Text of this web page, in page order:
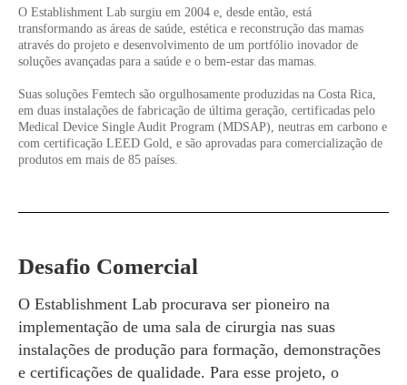
O Establishment Lab surgiu em 2004 e, desde então, está
transformando as áreas de saúde, estética e reconstrução das mamas
através do projeto e desenvolvimento de um portfólio inovador de
soluções avançadas para a saúde e o bem-estar das mamas.
Suas soluções Femtech são orgulhosamente produzidas na Costa Rica,
em duas instalações de fabricação de última geração, certificadas pelo
Medical Device Single Audit Program (MDSAP), neutras em carbono e
com certificação LEED Gold, e são aprovadas para comercialização de
produtos em mais de 85 países.
Desafio Comercial
O Establishment Lab procurava ser pioneiro na
implementação de uma sala de cirurgia nas suas
instalações de produção para formação, demonstrações
e certificações de qualidade. Para esse projeto, o